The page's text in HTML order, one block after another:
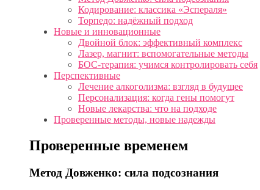
Кодирование: классика «Эспераля»
Торпедо: надёжный подход
Новые и инновационные
Двойной блок: эффективный комплекс
Лазер, магнит: вспомогательные методы
БОС-терапия: учимся контролировать себя
Перспективные
Лечение алкоголизма: взгляд в будущее
Персонализация: когда гены помогут
Новые лекарства: что на подходе
Проверенные методы, новые надежды
Проверенные временем
Метод Довженко: сила подсознания